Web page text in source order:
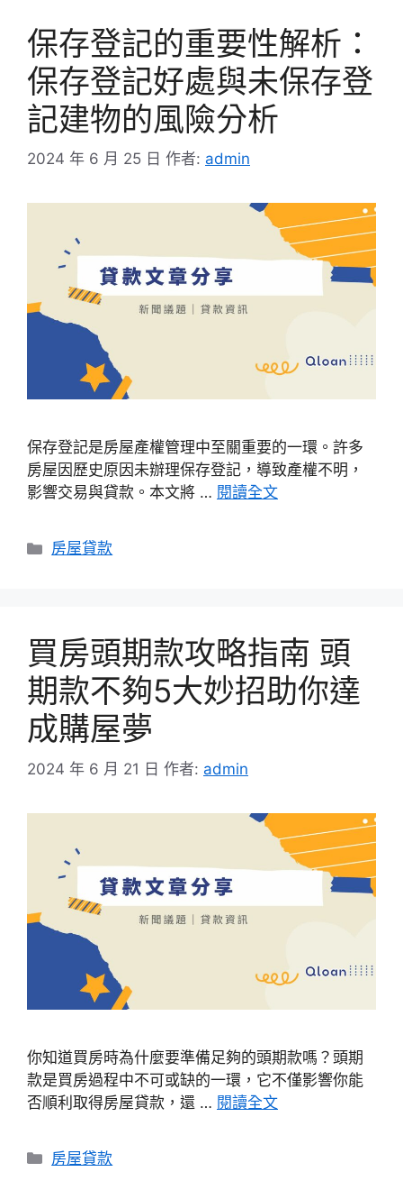
保存登記的重要性解析：
保存登記好處與未保存登
記建物的風險分析
2024 年 6 月 25 日 作者: admin
保存登記是房屋產權管理中至關重要的一環。許多
房屋因歷史原因未辦理保存登記，導致產權不明，
影響交易與貸款。本文將 … 閱讀全文
分
房屋貸款
買房頭期款攻略指南 頭
期款不夠5大妙招助你達
成購屋夢
2024 年 6 月 21 日 作者: admin
你知道買房時為什麼要準備足夠的頭期款嗎？頭期
款是買房過程中不可或缺的一環，它不僅影響你能
否順利取得房屋貸款，還 … 閱讀全文
分
房屋貸款